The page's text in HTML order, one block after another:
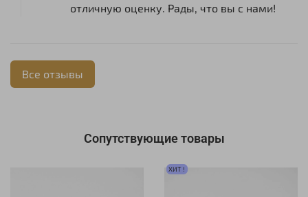
отличную оценку. Рады, что вы с нами!
Все отзывы
Сопутствующие товары
ХИТ !